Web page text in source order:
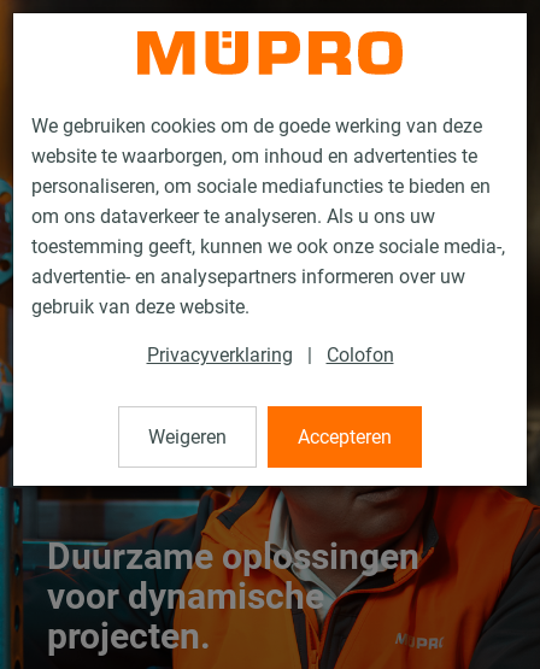
We gebruiken cookies om de goede werking van deze
website te waarborgen, om inhoud en advertenties te
personaliseren, om sociale mediafuncties te bieden en
om ons dataverkeer te analyseren. Als u ons uw
toestemming geeft, kunnen we ook onze sociale media-,
advertentie- en analysepartners informeren over uw
gebruik van deze website.
Privacyverklaring | Colofon
Weigeren Accepteren
Contact
Duurzame oplossingen
voor dynamische
projecten.